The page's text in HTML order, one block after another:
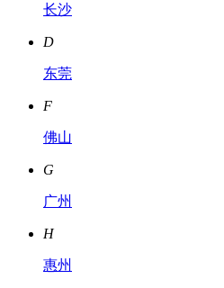
长沙
D
东莞
F
佛山
G
广州
H
惠州